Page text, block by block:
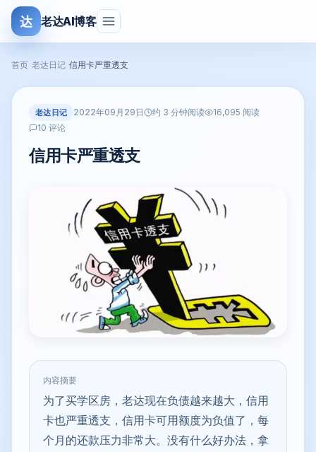
达 老达AI博客
首页 老达日记 信用卡严重透支
老达日记 2022年09月29日 约 3 分钟阅读
16,095 阅读
10 评论
信用卡严重透支
内容摘要
为了买学区房，老达现在负债越来越大，信用
卡也严重透支，信用卡可用额度为负值了，每
个月的还款压力非常大。没有什么好办法，拿